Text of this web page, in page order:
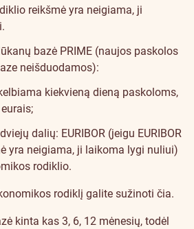
reikšmė yra neigiama, ji
bazė PRIME (naujos paskolos
neišduodamos):
kiekvieną dieną paskoloms,
dalių: EURIBOR (jeigu EURIBOR
yra neigiama, ji laikoma lygi nuliui)
rodiklio.
rodiklį galite sužinoti čia.
kinta kas 3, 6, 12 mėnesių, todėl